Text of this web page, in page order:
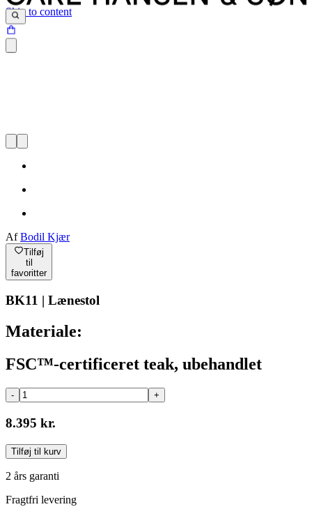
Skip to content
AfBodil Kjær
Tilføj
til
favoritter
BK11 | Lænestol
Materiale:
FSC™-certificeret teak, ubehandlet
- +
8.395 kr.
Tilføj til kurv
2 års garanti
Fragtfri levering